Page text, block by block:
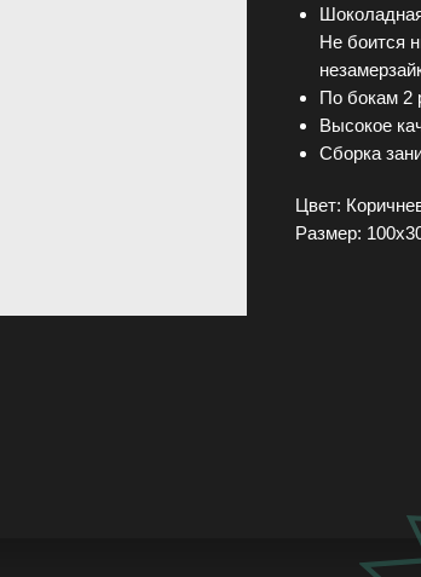
Не боится
По бокам 2
Высокое
Сборка
Цвет:
Размер: